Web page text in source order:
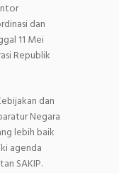
dan
11 Mei
Republik
dan
Negara
lebih baik
agenda
SAKIP.